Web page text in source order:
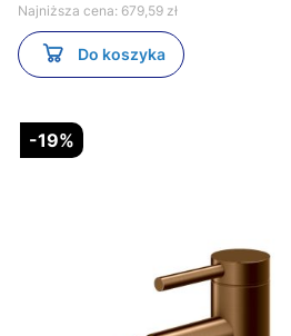
Najniższa cena: 679,59 zł
Do koszyka
-19%